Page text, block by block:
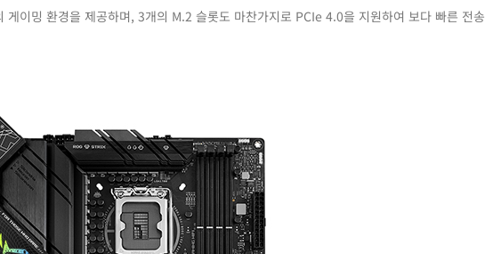
이밍 환경을 제공하며, 3개의 M.2 슬롯도 마찬가지로 PCIe 4.0을 지원하여 보다 빠른 전송